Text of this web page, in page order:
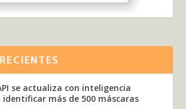
se actualiza con inteligencia
más de 500 máscaras